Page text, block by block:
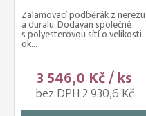
Zalamovací podběrák z nerezu
a duralu. Dodáván společně
s polyesterovou sítí o velikosti
ok...
3 546,0 Kč / ks
bez DPH 2 930,6 Kč